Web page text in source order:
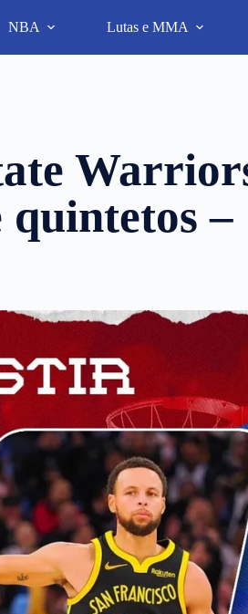
NBA Lutas e MMA
quintetos –